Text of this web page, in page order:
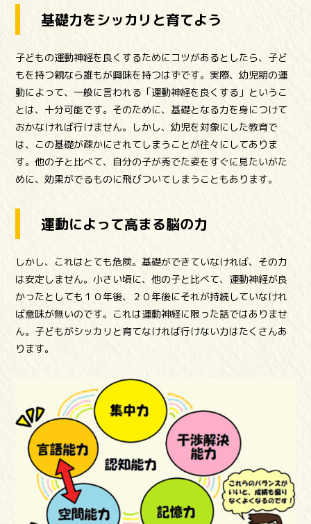
基礎力をシッカリと育てよう
子どもの運動神経を良くするためにコツがあるとしたら、子ど
もを持つ親なら誰もが興味を持つはずです。実際、幼児期の運
動によって、一般に言われる「運動神経を良くする」というこ
とは、十分可能です。そのために、基礎となる力を身につけて
おかなければ行けません。しかし、幼児を対象にした教育で
は、この基礎が疎かにされてしまうことが往々にしてありま
す。他の子と比べて、自分の子が秀でた姿をすぐに見たいがた
めに、効果がでるものに飛びついてしまうこともあります。
運動によって高まる脳の力
しかし、これはとても危険。基礎ができていなければ、その力
は安定しません。小さい頃に、他の子と比べて、運動神経が良
かったとしても１０年後、２０年後にそれが持続していなけれ
ば意味が無いのです。これは運動神経に限った話ではありませ
ん。子どもがシッカリと育てなければ行けない力はたくさんあ
ります。